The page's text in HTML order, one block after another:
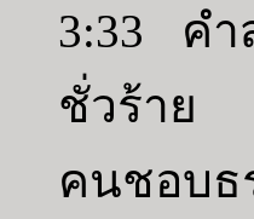
3:33 คำ
ชั่วร้าย
คนชอบธ